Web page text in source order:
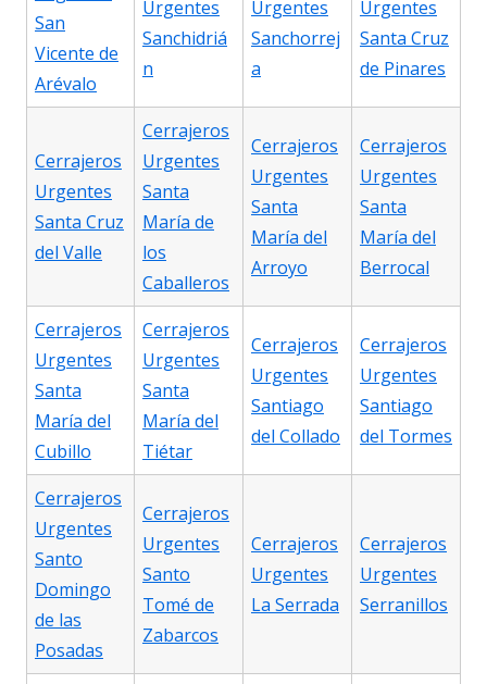
San
Vicente de
Arévalo
Urgentes
Sanchidriá
n
Urgentes
Sanchorrej
a
Urgentes
Santa Cruz
de Pinares
Cerrajeros
Urgentes
Santa Cruz
del Valle
Cerrajeros
Urgentes
Santa
María de
los
Caballeros
Cerrajeros
Urgentes
Santa
María del
Arroyo
Cerrajeros
Urgentes
Santa
María del
Berrocal
Cerrajeros
Urgentes
Santa
María del
Cubillo
Cerrajeros
Urgentes
Santa
María del
Tiétar
Cerrajeros
Urgentes
Santiago
del Collado
Cerrajeros
Urgentes
Santiago
del Tormes
Cerrajeros
Urgentes
Santo
Domingo
de las
Posadas
Cerrajeros
Urgentes
Santo
Tomé de
Zabarcos
Cerrajeros
Urgentes
La Serrada
Cerrajeros
Urgentes
Serranillos